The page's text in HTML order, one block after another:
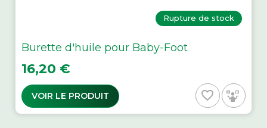
Rupture de stock
Burette d'huile pour Baby-Foot
Prix
16,20 €
VOIR LE PRODUIT favorite_border